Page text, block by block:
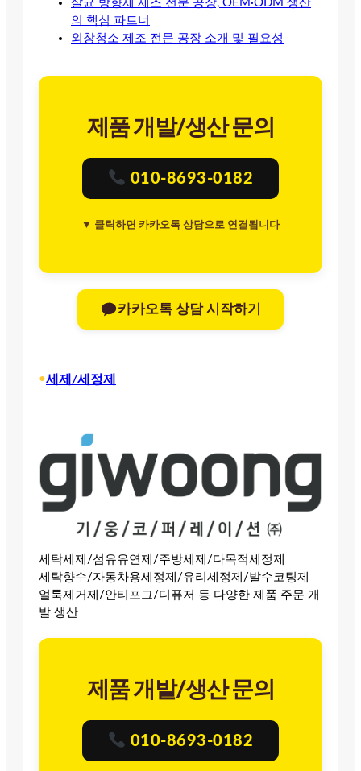
살균 방향제 제조 전문 공장, OEM·ODM 생산
의 핵심 파트너
외창청소 제조 전문 공장 소개 및 필요성
제품 개발/생산 문의
010-8693-0182
▼ 클릭하면 카카오톡 상담으로 연결됩니다
카카오톡 상담 시작하기
•세제/세정제
세탁세제/섬유유연제/주방세제/다목적세정제
세탁향수/자동차용세정제/유리세정제/발수코팅제
얼룩제거제/안티포그/디퓨저 등 다양한 제품 주문 개
발 생산
제품 개발/생산 문의
010-8693-0182